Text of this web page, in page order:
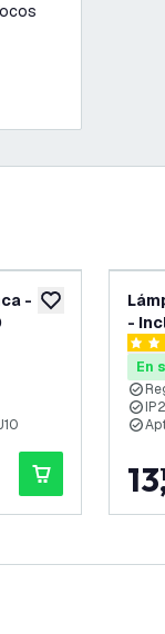
añadir a lista de
-
-
3
En
13